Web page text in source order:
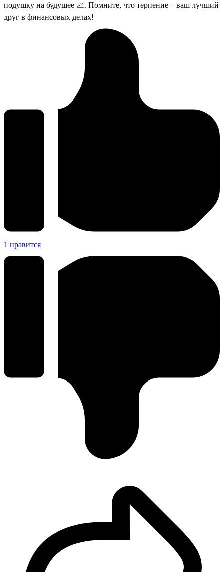
подушку на будущее 📈. Помните, что терпение – ваш лучший
друг в финансовых делах!
1 нравится